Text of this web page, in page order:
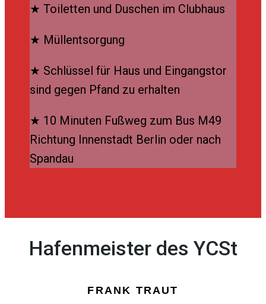
★ Toiletten und Duschen im Clubhaus
★ Müllentsorgung
★ Schlüssel für Haus und Eingangstor
sind gegen Pfand zu erhalten
★ 10 Minuten Fußweg zum Bus M49
Richtung Innenstadt Berlin oder nach
Spandau
Hafenmeister des YCSt
FRANK TRAUT